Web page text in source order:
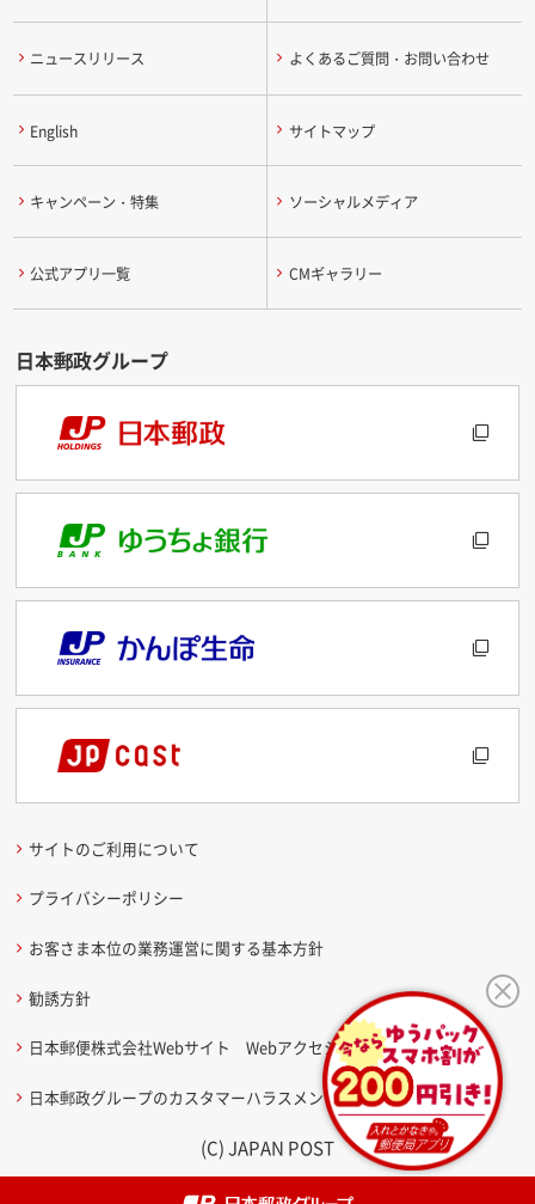
ニュースリリース よくあるご質問・お問い合わせ
English サイトマップ
キャンペーン・特集 ソーシャルメディア
公式アプリ一覧 CMギャラリー
サイトのご利用について
プライバシーポリシー
お客さま本位の業務運営に関する基本方針
勧誘方針
日本郵便株式会社Webサイト Webアクセシビリティ方針
日本郵政グループのカスタマーハラスメントに関する考え方
(C) JAPAN POST